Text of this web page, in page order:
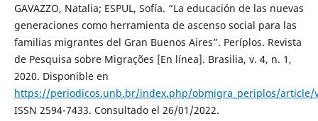
GAVAZZO, Natalia; ESPUL, Sofía. “La educación de las nuevas
generaciones como herramienta de ascenso social para las
familias migrantes del Gran Buenos Aires”. Períplos. Revista
de Pesquisa sobre Migrações [En línea]. Brasilia, v. 4, n. 1,
2020. Disponible en
https://periodicos.unb.br/index.php/obmigra_periplos/article/
ISSN 2594-7433. Consultado el 26/01/2022.